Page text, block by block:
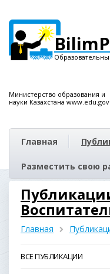
Министерство образования и
науки Казахстана
Главная
Разместить свою
Главная
ВСЕ ПУБЛИКАЦИИ